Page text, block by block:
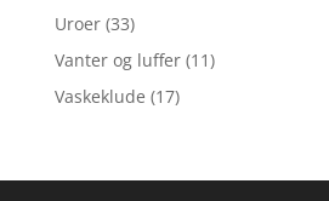
Uroer (33)
Vanter og luffer (11)
Vaskeklude (17)